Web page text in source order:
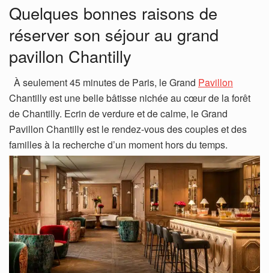
Quelques bonnes raisons de
réserver son séjour au grand
pavillon Chantilly
À seulement 45 minutes de Paris, le Grand Pavillon
Chantilly est une belle bâtisse nichée au cœur de la forêt
de Chantilly. Ecrin de verdure et de calme, le Grand
Pavillon Chantilly est le rendez-vous des couples et des
familles à la recherche d’un moment hors du temps.